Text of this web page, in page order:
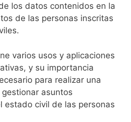
los datos contenidos en la
de las personas inscritas
varios usos y aplicaciones
y su importancia
para realizar una
asuntos
estado civil de las personas